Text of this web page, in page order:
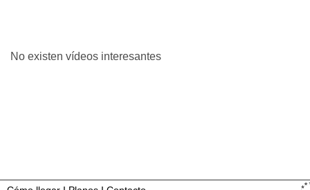
No existen vídeos interesantes